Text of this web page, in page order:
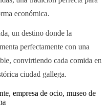
económica.
un destino donde la
perfectamente con una
convirtiendo cada comida en
ciudad gallega.
empresa de ocio, museo de